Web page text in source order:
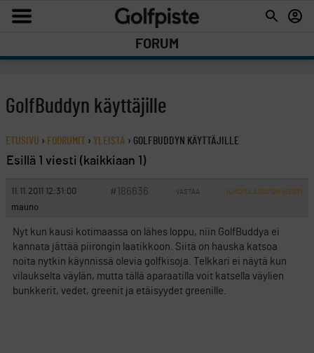
FORUM
GolfBuddyn käyttäjille
ETUSIVU › FOORUMIT › YLEISTÄ › GOLFBUDDYN KÄYTTÄJILLE
Esillä 1 viesti (kaikkiaan 1)
11.11.2011 12:31:00 #186636 VASTAA ILMOITA ASIATON VIESTI
mauno
Nyt kun kausi kotimaassa on lähes loppu, niin GolfBuddya ei
kannata jättää piirongin laatikkoon. Siitä on hauska katsoa
noita nytkin käynnissä olevia golfkisoja. Telkkari ei näytä kun
vilaukselta väylän, mutta tällä aparaatilla voit katsella väylien
bunkkerit, vedet, greenit ja etäisyydet greenille.